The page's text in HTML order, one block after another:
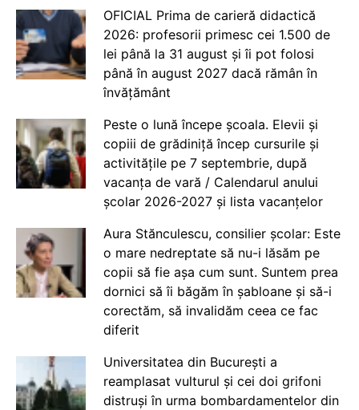
OFICIAL Prima de carieră didactică
2026: profesorii primesc cei 1.500 de
lei până la 31 august și îi pot folosi
până în august 2027 dacă rămân în
învățământ
Peste o lună începe școala. Elevii și
copiii de grădiniță încep cursurile și
activitățile pe 7 septembrie, după
vacanța de vară / Calendarul anului
școlar 2026-2027 și lista vacanțelor
Aura Stănculescu, consilier școlar: Este
o mare nedreptate să nu-i lăsăm pe
copii să fie așa cum sunt. Suntem prea
dornici să îi băgăm în șabloane și să-i
corectăm, să invalidăm ceea ce fac
diferit
Universitatea din București a
reamplasat vulturul și cei doi grifoni
distruși în urma bombardamentelor din